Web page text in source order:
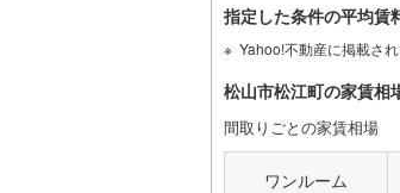
指定した条件の平均賃
Yahoo!不動産に掲載さ
松山市松江町の家賃相
間取りごとの家賃相場
ワンルーム